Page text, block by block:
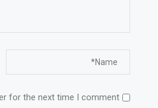
for the next time I comment.